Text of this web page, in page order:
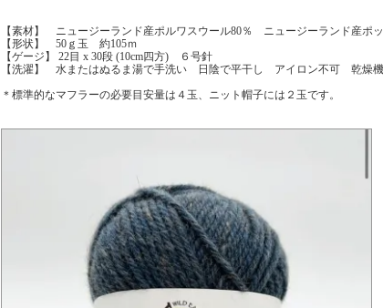
【素材】 ニュージーランド産ポルワスウール80％ ニュージーランド産ポ
【形状】 50ｇ玉 約105ｍ
【ゲージ】 22目 x 30段 (10cm四方) ６号針
【洗濯】 水またはぬるま湯で手洗い 日陰で平干し アイロン不可 乾燥
＊標準的なマフラーの必要目安量は４玉、ニット帽子には２玉です。